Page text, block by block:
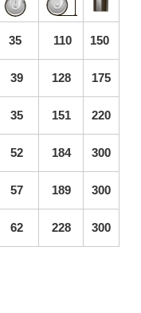
35 110 150
39 128 175
35 151 220
52 184 300
57 189 300
62 228 300